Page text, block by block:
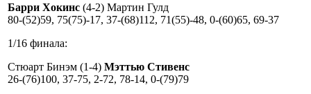
Барри Хокинс (4-2) Мартин Гулд
80-(52)59, 75(75)-17, 37-(68)112, 71(55)-48, 0-(60)65, 69-37
1/16 финала:
Стюарт Бинэм (1-4) Мэттью Стивенс
26-(76)100, 37-75, 2-72, 78-14, 0-(79)79